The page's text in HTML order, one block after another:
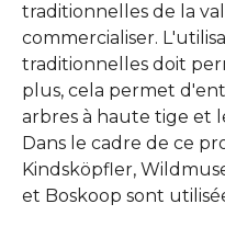
traditionnelles de la
commercialiser.
traditionnelles doit
plus, cela permet
arbres à haute tige et
Dans le cadre de ce
Kindsköpfler,
et Boskoop sont